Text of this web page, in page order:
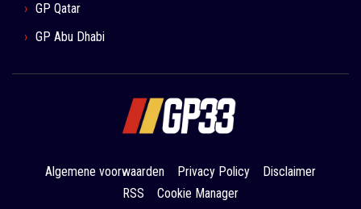
GP Qatar
GP Abu Dhabi
Algemene voorwaarden Privacy Policy
Disclaimer
RSS
Cookie Manager